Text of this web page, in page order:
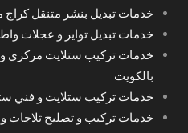
خدمات تبديل بنشر متنقل
خدمات تبديل تواير و عجلات
خدمات تركيب ستلايت مركزي
بالكويت
خدمات تركيب ستلايت و فني
خدمات تركيب و تصليح ثلاجات